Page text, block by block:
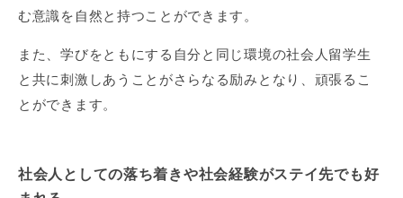
む意識を自然と持つことができます。
また、学びをともにする自分と同じ環境の社会人留学生
と共に刺激しあうことがさらなる励みとなり、頑張るこ
とができます。
社会人としての落ち着きや社会経験がステイ先でも好